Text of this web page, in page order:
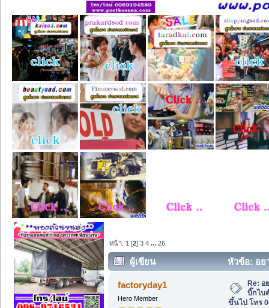
หน้า: 1 [2]3 4 ...26
ผู้เขียน
หัวข้อ: อย
250CC ขึ้นไป โทร 087-4090333. (อ่าน
factoryday1
Hero Member
Re: อ
บิ๊กไบ
ขึ้นไป โทร